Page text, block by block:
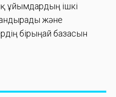
ұйымдардың ішкі
және
бірыңғай базасын